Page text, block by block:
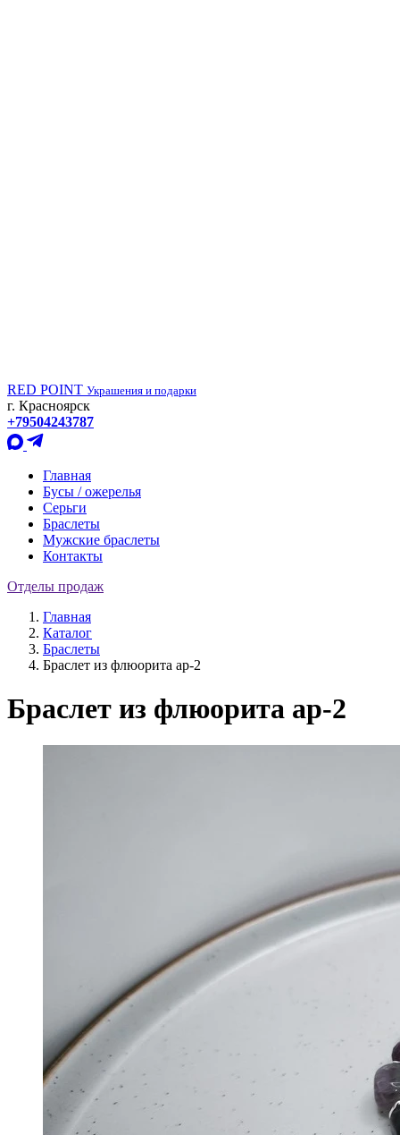
RED POINT Украшения и подарки
г. Красноярск
+79504243787
Главная
Бусы / ожерелья
Серьги
Браслеты
Мужские браслеты
Контакты
Отделы продаж
Главная
Каталог
Браслеты
Браслет из флюорита ар-2
Браслет из флюорита ар-2